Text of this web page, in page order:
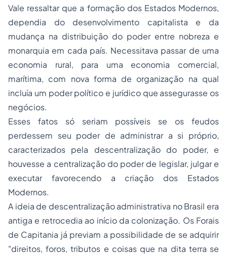
Vale ressaltar que a formação dos Estados Modernos,
dependia do desenvolvimento capitalista e da
mudança na distribuição do poder entre nobreza e
monarquia em cada país. Necessitava passar de uma
economia rural, para uma economia comercial,
marítima, com nova forma de organização na qual
incluía um poder político e jurídico que assegurasse os
negócios.
Esses fatos só seriam possíveis se os feudos
perdessem seu poder de administrar a si próprio,
caracterizados pela descentralização do poder, e
houvesse a centralização do poder de legislar, julgar e
executar favorecendo a criação dos Estados
Modernos.
A ideia de descentralização administrativa no Brasil era
antiga e retrocedia ao início da colonização. Os Forais
de Capitania já previam a possibilidade de se adquirir
"direitos, foros, tributos e coisas que na dita terra se